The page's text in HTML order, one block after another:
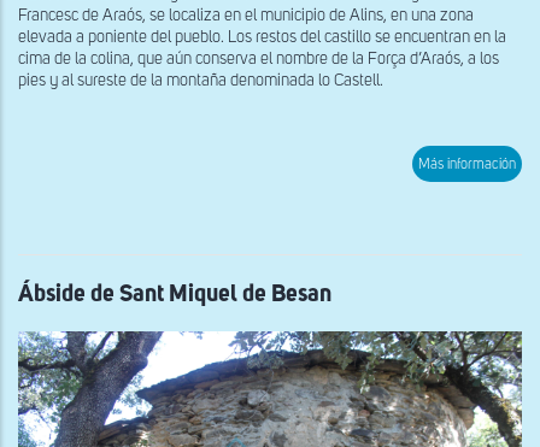
Francesc de Araós, se localiza en el municipio de Alins, en una zona
elevada a poniente del pueblo. Los restos del castillo se encuentran en la
cima de la colina, que aún conserva el nombre de la Força d’Araós, a los
pies y al sureste de la montaña denominada lo Castell.
Más información
Ábside de Sant Miquel de Besan